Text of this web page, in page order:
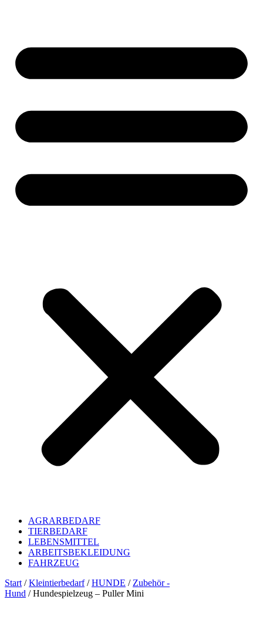
AGRARBEDARF
TIERBEDARF
LEBENSMITTEL
ARBEITSBEKLEIDUNG
FAHRZEUG
Start /Kleintierbedarf/HUNDE / Zubehör -
Hund / Hundespielzeug – Puller Mini